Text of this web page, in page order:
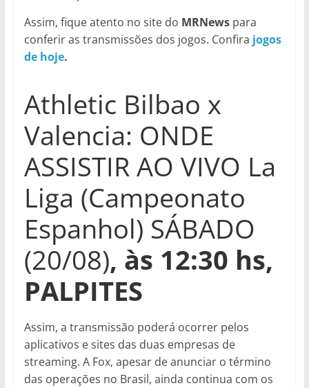
Assim, fique atento no site do MRNewspara
conferir as transmissões dos jogos. Confira jogos
de hoje.
Athletic Bilbao x
Valencia: ONDE
ASSISTIR AO VIVO La
Liga (Campeonato
Espanhol) SÁBADO
(20/08), às 12:30 hs,
PALPITES
Assim, a transmissão poderá ocorrer pelos
aplicativos e sites das duas empresas de
streaming. A Fox, apesar de anunciar o término
das operações no Brasil, ainda continua com os